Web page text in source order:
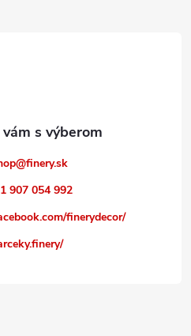
@finery.sk
907 054 992
finerydecor/